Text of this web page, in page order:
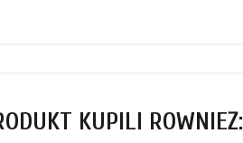
KUPILI RÓWNIEŻ: